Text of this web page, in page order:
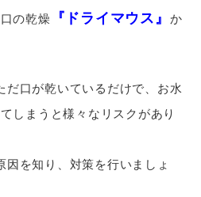
の乾燥 『ドライマウス』
か
だ口が乾いているだけで、お水
しまうと様々なリスクがあり
因を知り、対策を行いましょ